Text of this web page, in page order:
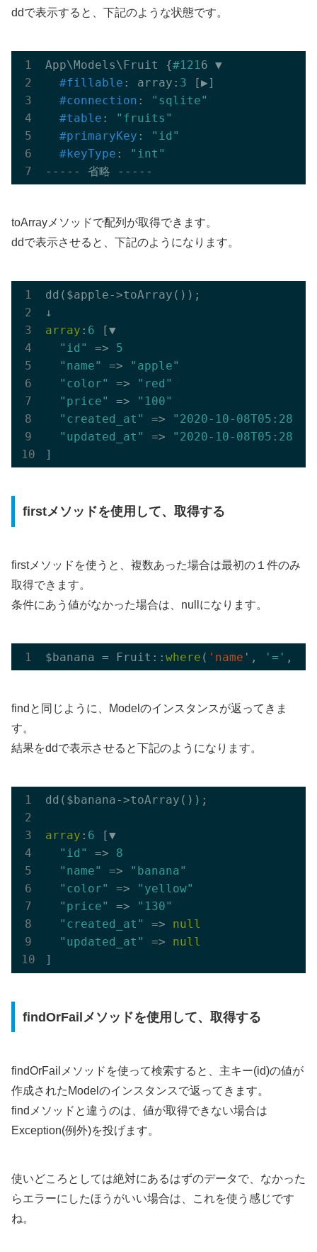
ddで表示すると、下記のような状態です。
App\Models\Fruit {#1216 ▼
#fillable : array: 3 [▶]
#connection :
"sqlite"
#table :
"fruits"
#primaryKey :
"id"
#keyType :
"int"
toArrayメソッドで配列が取得できます。
ddで表示させると、下記のようになります。
dd($apple->toArray());
array : 6 [▼
"id"
=> 5
"name"
=>
"apple"
"color"
=>
"red"
"price"
=>
"100"
"created_at"
=>
"2020-10-
"updated_at"
=>
"2020-10-
firstメソッドを使用して、取得する
firstメソッドを使うと、複数あった場合は最初の１件のみ
取得できます。
条件にあう値がなかった場合は、nullになります。
$banana = Fruit:: where ( 'name ', '=' ,
findと同じように、Modelのインスタンスが返ってきま
す。
結果をddで表示させると下記のようになります。
dd($banana->toArray());
array : 6 [▼
"id"
=> 8
"name"
=>
"banana"
"color"
=>
"yellow"
"price"
=>
"130"
"created_at"
=> null
"updated_at"
=> null
findOrFailメソッドを使用して、取得する
findOrFailメソッドを使って検索すると、主キー(id)の値が
作成されたModelのインスタンスで返ってきます。
findメソッドと違うのは、値が取得できない場合は
Exception(例外)を投げます。
使いどころとしては絶対にあるはずのデータで、なかった
らエラーにしたほうがいい場合は、これを使う感じです
ね。